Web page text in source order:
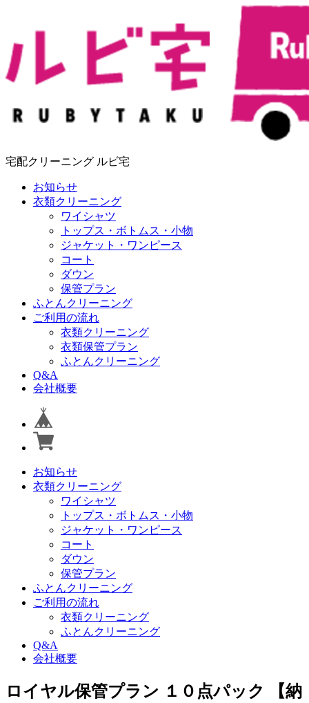
宅配クリーニング ルビ宅
お知らせ
衣類クリーニング
ワイシャツ
トップス・ボトムス・小物
ジャケット・ワンピース
コート
ダウン
保管プラン
ふとんクリーニング
ご利用の流れ
衣類クリーニング
衣類保管プラン
ふとんクリーニング
Q&A
会社概要
お知らせ
衣類クリーニング
ワイシャツ
トップス・ボトムス・小物
ジャケット・ワンピース
コート
ダウン
保管プラン
ふとんクリーニング
ご利用の流れ
衣類クリーニング
ふとんクリーニング
Q&A
会社概要
ロイヤル保管プラン １０点パック 【納